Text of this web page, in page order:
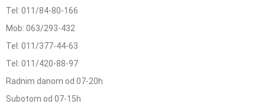
Tel: 011/84-80-166
Mob: 063/293-432
Tel: 011/377-44-63
Tel: 011/420-88-97
Radnim danom od 07-20h
Subotom od 07-15h